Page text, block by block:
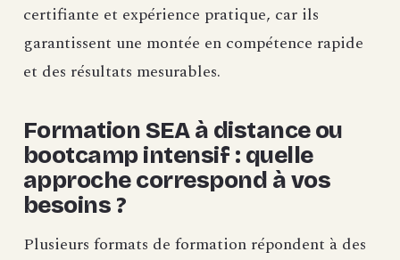
certifiante et expérience pratique, car ils
garantissent une montée en compétence rapide
et des résultats mesurables.
Formation SEA à distance ou
bootcamp intensif : quelle
approche correspond à vos
besoins ?
Plusieurs formats de formation répondent à des